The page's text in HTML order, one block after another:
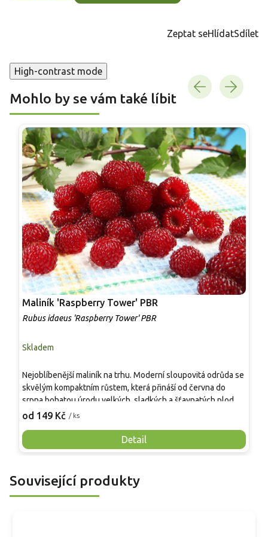
Zeptat seHlídatSdílet
High-contrast mode
Mohlo by se vám také líbit
Maliník 'Raspberry Tower' PBR
Rubus idaeus 'Raspberry Tower' PBR
Skladem
od 149 Kč / ks
Detail
Nejoblíbenější maliník na trhu. Moderní sloupovitá odrůda se
skvělým kompaktním růstem, která přináší od června do
srpna bohatou úrodu velkých, sladkých a šťavnatých plodů.
Pevné vzpřímené výhony tvoří elegantní habitus bez
Mrazuvzdornost do −25 °C a spolehlivá vitalita z něj dělají
skvělou volbu pro každého pěstitele.
Související produkty